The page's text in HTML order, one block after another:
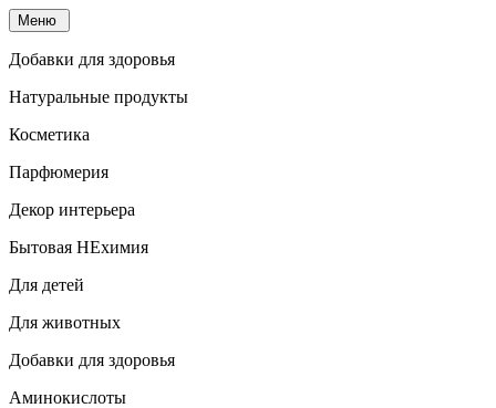
Меню
Добавки для здоровья
Натуральные продукты
Косметика
Парфюмерия
Декор интерьера
Бытовая НЕхимия
Для детей
Для животных
Добавки для здоровья
Аминокислоты